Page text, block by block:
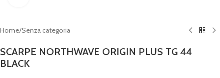
Home/Senza categoria
SCARPE NORTHWAVE ORIGIN PLUS TG 44
BLACK